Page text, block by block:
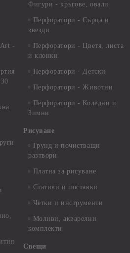
-
Фигури - кръгове, овали
Перфоратори - Сърца и
звезди
Перфоратори - Цветя, листа
и клонки
Перфоратори - Детски
Перфоратори - Животни
Перфоратори - Коледни и
Зимни
Рисуване
Грунд и почистващи
разтвори
Платна за рисуване
Стативи и поставки
Четки и инструменти
Моливи, акварелни
комплекти
Свещи